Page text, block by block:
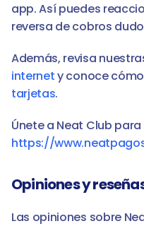
app. Así puedes
reversa de cobros
Además, revisa
internet y conoce
tarjetas.
https://
Opiniones y
Las opiniones sobre